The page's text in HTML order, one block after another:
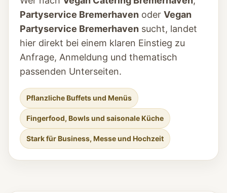
Partyservice Bremerhaven oder Vegan
Partyservice Bremerhaven sucht, landet
hier direkt bei einem klaren Einstieg zu
Anfrage, Anmeldung und thematisch
passenden Unterseiten.
Pflanzliche Buffets und Menüs
Fingerfood, Bowls und saisonale Küche
Stark für Business, Messe und Hochzeit